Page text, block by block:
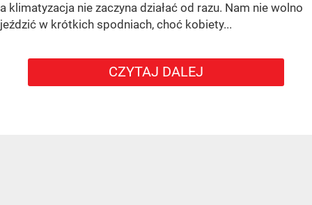
a klimatyzacja nie zaczyna działać od razu. Nam nie wolno
jeździć w krótkich spodniach, choć kobiety...
CZYTAJ DALEJ